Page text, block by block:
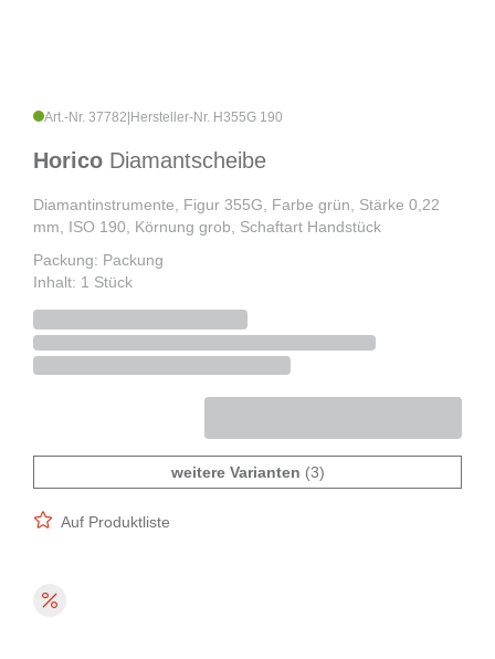
Art.-Nr. 37782 Hersteller-Nr. H355G 190
Horico Diamantscheibe
Diamantinstrumente, Figur 355G, Farbe grün, Stärke 0,22
mm, ISO 190, Körnung grob, Schaftart Handstück
Packung: Packung
Inhalt: 1 Stück
weitere Varianten (3)
Auf Produktliste